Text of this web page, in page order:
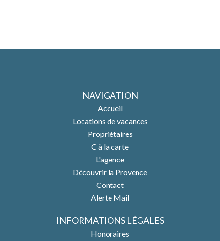
NAVIGATION
Accueil
Locations de vacances
Propriétaires
C à la carte
L'agence
Découvrir la Provence
Contact
Alerte Mail
INFORMATIONS LÉGALES
Honoraires